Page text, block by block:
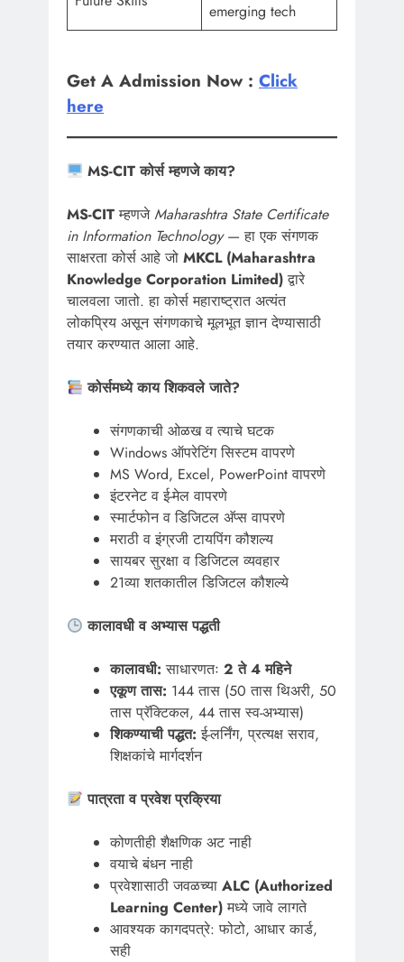
emerging tech
Get A Admission Now : Click
here
MS-CIT कोर्स म्हणजे काय?
MS-CITम्हणजेMaharashtra State Certificate
in Information Technology— हा एक संगणक
साक्षरता कोर्स आहे जो MKCL (Maharashtra
Knowledge Corporation Limited)द्वारे
चालवला जातो. हा कोर्स महाराष्ट्रात अत्यंत
लोकप्रिय असून संगणकाचे मूलभूत ज्ञान देण्यासाठी
तयार करण्यात आला आहे.
कोर्समध्ये काय शिकवले जाते?
संगणकाची ओळख व त्याचे घटक
Windows ऑपरेटिंग सिस्टम वापरणे
MS Word, Excel, PowerPoint वापरणे
इंटरनेट व ई-मेल वापरणे
स्मार्टफोन व डिजिटल अ‍ॅप्स वापरणे
मराठी व इंग्रजी टायपिंग कौशल्य
सायबर सुरक्षा व डिजिटल व्यवहार
21व्या शतकातील डिजिटल कौशल्ये
कालावधी व अभ्यास पद्धती
कालावधी: साधारणतः 2 ते 4 महिने
एकूण तास: 144 तास (50 तास थिअरी, 50
तास प्रॅक्टिकल, 44 तास स्व-अभ्यास)
शिकण्याची पद्धत: ई-लर्निंग, प्रत्यक्ष सराव,
शिक्षकांचे मार्गदर्शन
पात्रता व प्रवेश प्रक्रिया
कोणतीही शैक्षणिक अट नाही
वयाचे बंधन नाही
प्रवेशासाठी जवळच्या ALC (Authorized
Learning Center)मध्ये जावे लागते
आवश्यक कागदपत्रे: फोटो, आधार कार्ड,
सही